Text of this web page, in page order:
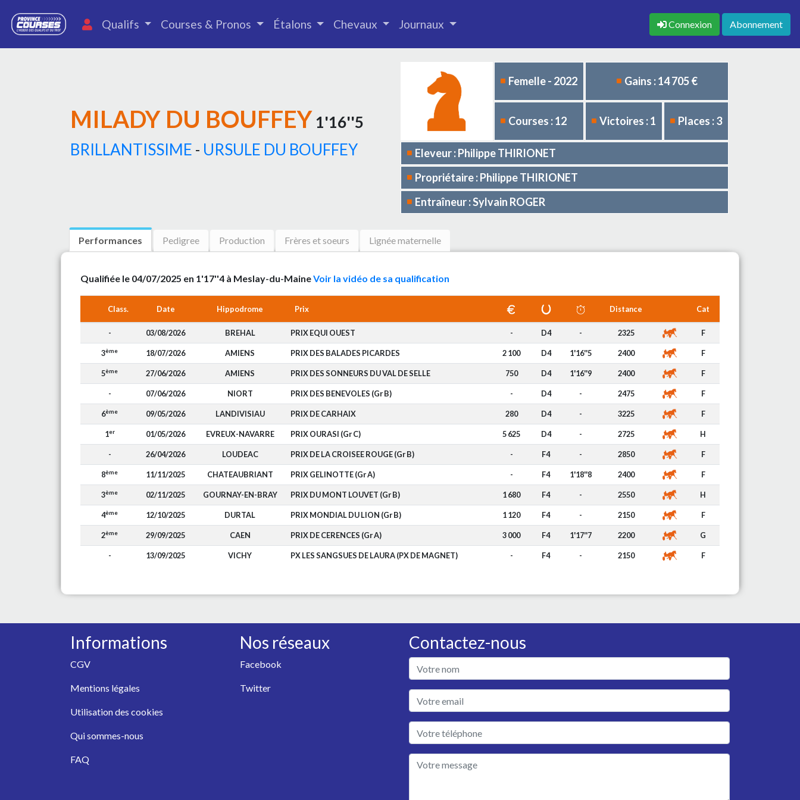
Qualifs Courses & Pronos Étalons Chevaux Journaux Connexion Abonnement
MILADY DU BOUFFEY 1'16''5
BRILLANTISSIME - URSULE DU BOUFFEY
Femelle - 2022 Gains : 14 705 €
Courses : 12 Victoires : 1 Places : 3
Eleveur : Philippe THIRIONET
Propriétaire : Philippe THIRIONET
Entraîneur : Sylvain ROGER
Performances Pedigree Production Frères et soeurs Lignée maternelle
Qualifiée le 04/07/2025 en 1'17''4 à Meslay-du-MaineVoir la vidéo de sa qualification
Class. Date Hippodrome Prix Distance Cat
- 03/08/2026 BREHAL PRIX EQUI OUEST - D4 - 2325 F
3ème 18/07/2026 AMIENS PRIX DES BALADES PICARDES 2 100 D4 1'16''5 2400 F
5ème 27/06/2026 AMIENS PRIX DES SONNEURS DU VAL DE SELLE 750 D4 1'16''9 2400 F
- 07/06/2026 NIORT PRIX DES BENEVOLES (Gr B) - D4 - 2475 F
6ème 09/05/2026 LANDIVISIAU PRIX DE CARHAIX 280 D4 - 3225 F
1er 01/05/2026 EVREUX-NAVARRE PRIX OURASI (Gr C) 5 625 D4 - 2725 H
- 26/04/2026 LOUDEAC PRIX DE LA CROISEE ROUGE (Gr B) - F4 - 2850 F
8ème 11/11/2025 CHATEAUBRIANT PRIX GELINOTTE (Gr A) - F4 1'18''8 2400 F
3ème 02/11/2025 GOURNAY-EN-BRAY PRIX DU MONT LOUVET (Gr B) 1 680 F4 - 2550 H
4ème 12/10/2025 DURTAL PRIX MONDIAL DU LION (Gr B) 1 120 F4 - 2150 F
2ème 29/09/2025 CAEN PRIX DE CERENCES (Gr A) 3 000 F4 1'17''7 2200 G
- 13/09/2025 VICHY PX LES SANGSUES DE LAURA (PX DE MAGNET) - F4 - 2150 F
Informations
CGV
Mentions légales
Utilisation des cookies
Qui sommes-nous
FAQ
Nos réseaux
Facebook
Twitter
Contactez-nous